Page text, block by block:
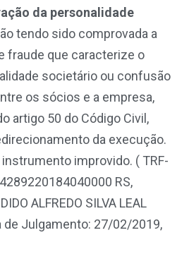
da personalidade
tendo sido comprovada a
fraude que caracterize o
societário ou confusão
os sócios e a empresa,
artigo 50 do Código Civil,
da execução.
instrumento improvido. ( TRF-
RS,
ALFREDO SILVA LEAL
de Julgamento: 27/02/2019,